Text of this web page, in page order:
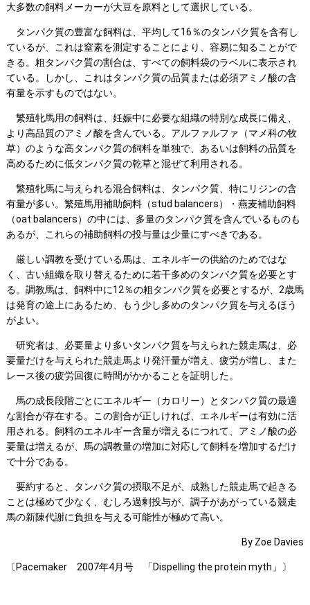
大多数の飼料メーカーが大豆を原料として選択している。
タンパク質の豊富な飼料は、平均して16％のタンパク質を含有し
ているが、これは窒素を測定することにより、容易に知ることがで
きる。粗タンパク質の割合は、すべての飼料袋のラベルに表示され
ている。しかし、これはタンパク質の品質または必須アミノ酸の含
有量を示すものではない。
繁殖牝馬用の飼料は、妊娠中に必要な組織の特別な成長に備え、
より高品質のアミノ酸を含んでいる。アルファルファ（マメ科の牧
草）のような高タンパク質の飼料を単独で、あるいは飼料の品質を
高めるために低タンパク質の乾草と混ぜて利用される。
繁殖牝馬に与えられる混合飼料は、タンパク質、特にリジンの含
有量が多い。繁殖馬用補助飼料（stud balancers）・燕麦補助飼料
（oat balancers）の中には、多量のタンパク質を含んでいるものも
あるが、これらの補助飼料の投与量は少量にすべきである。
厳しい調教を受けている馬は、エネルギーの供給のためではな
く、古い組織を取り替えるために若干多めのタンパク質を必要とす
る。調教馬は、飼料中に12％の粗タンパク質を必要とするが、2歳馬
は発育の途上にあるため、もう少し多めのタンパク質を与えるほう
がよい。
研究者は、必要量より多いタンパク質を与えられた競走馬は、必
要量だけを与えられた競走馬より発汗量が増え、疲労が増し、また
レース後の疲労回復に時間がかかることを証明した。
馬の成長段階ごとにエネルギー（カロリー）とタンパク質の最適
な割合が存在する。この割合が正しければ、エネルギーは有効に活
用される。飼料のエネルギー含量が増えるにつれて、アミノ酸の必
要量は増えるが、馬の調教量の増加に対応して飼料を増加するだけ
で十分である。
要約すると、タンパク質の摂取不足が、成熟した競走馬で起きる
ことは極めて少なく、むしろ過剰投与が、調子があがっている競走
馬の新陳代謝に負担を与える可能性が極めて高い。
By Zoe Davies
〔Pacemaker 2007年4月号 「Dispelling the protein myth」〕